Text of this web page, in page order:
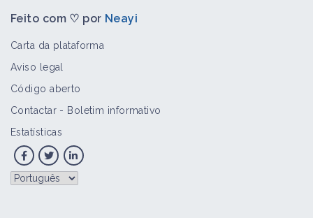
Feito com ♡ por Neayi
Carta da plataforma
Aviso legal
Código aberto
Contactar- Boletim informativo
Estatísticas